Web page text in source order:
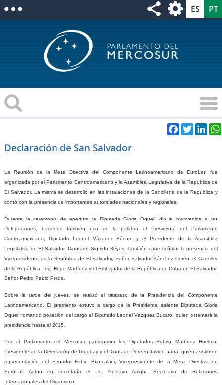
Facebook
Twitter
Declaración de San Salvador
La Reunión de la Mesa Directiva del Componente Latinoamericano de EuroLat, fue
organizada por el Parlamento Centroamericano y la Asamblea Legislativa de la República de
El Salvador. La misma se desarrolló en las instalaciones de la Cancillería de la República y
contó con la presencia de importantes autoridades nacionales y regionales.
Durante la ceremonia de apertura la Diputada Gloria Oquelí dio la bienvenida a las
Delegaciones, haciendo también uso de la palabra el Presidente del Parlamento
Centroamericano, Diputado Leonel Vázquez Búcaro y el Presidente de la Asamblea
Legislativa de El Salvador, Diputado Sigfrido Reyes. También cabe señalar la presencia del
Vicepresidente de la República de El Salvador, Señor Salvador Sánchez Cerén, el Canciller
de la República, Ing. Hugo Martínez y el Embajador de la República de Cuba en El Salvador,
Señor Pedro Pablo Prada.
Sobre la tarde del jueves, se realizó el traspaso de la Presidencia del Componente
Latinoamericano. El juramento estuvo a cargo de la Presidenta saliente Diputada Gloria
Oquelí tomando posesión del cargo el Diputado Leonel Vázquez Búcaro, quien ostentará la
presidencia hasta el 2015.
Por el Parlamento del Mercosur participaron los Diputados Rubén Martínez Huelmo,
Presidente de la Delegación de Uruguay y el Diputado Doreen Javier Ibarra, quién asistió en
representación del Senador Fabio Biancalani, Vicepresidente de la Mesa Directiva de
EuroLat. Actuó en secretaría el Lic. Gustavo Arrighi, Secretario de Relaciones
Internacionales del Organismo.